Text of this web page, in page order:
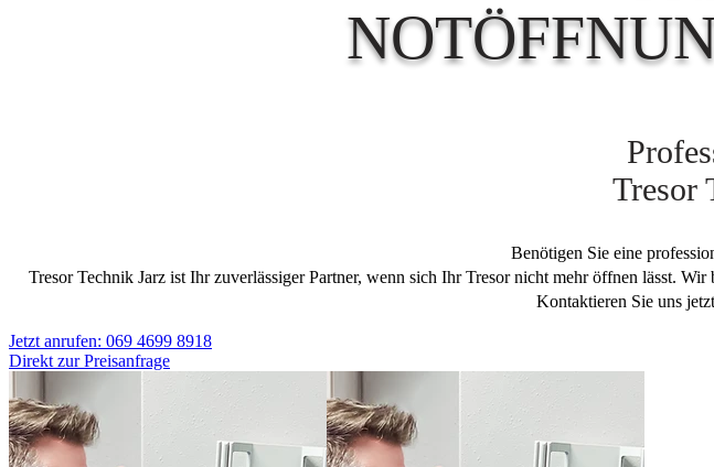
Tresor
Benötigen Sie eine
Tresor Technik Jarz ist Ihr zuverlässiger Partner, wenn sich Ihr Tresor nicht mehr öffnen lässt.
Kontaktieren Sie uns
Jetzt anrufen: 069 4699 8918
Direkt zur Preisanfrage